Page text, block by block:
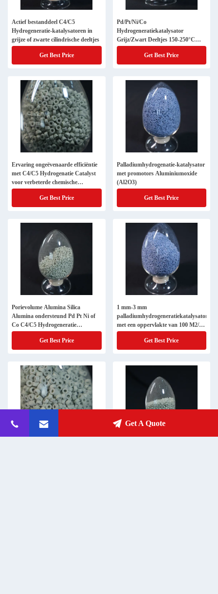
Actief bestanddeel C4/C5
Hydrogeneratie-katalysatoren in
grijze of zwarte cilindrische deeltjes
Get Best Price
Pd/Pt/Ni/Co
Hydrogeneratiekatalysator
Grijz/Zwart Deeltjes 150-250°C
Werktemperatuur
Get Best Price
Ervaring ongeëvenaarde efficiëntie
met C4/C5 Hydrogenatie Catalyst
voor verbeterde chemische
productie
Get Best Price
Palladiumhydrogenatie-katalysator
met promotors Aluminiumoxide
(Al2O3)
Get Best Price
Porievolume Alumina Silica
Alumina ondersteund Pd Pt Ni of
Co C4/C5 Hydrogeneratie
katalysator
Get Best Price
1 mm-3 mm
palladiumhydrogeneratiekatalysator
met een oppervlakte van 100 M2/g
tot 200 M2/g
Get Best Price
Get A Quote